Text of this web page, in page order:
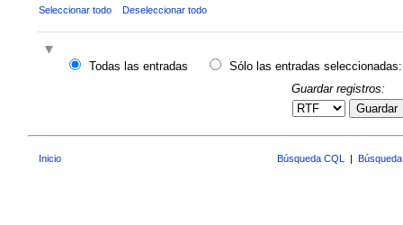
Seleccionar todo Deseleccionar todo
Todas las entradas
Sólo las entradas seleccionadas:
Guardar registros:
Guardar
Inicio Búsqueda CQL